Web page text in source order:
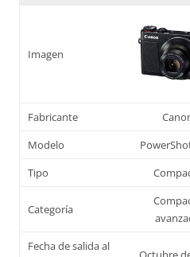
Imagen
Fabricante
Modelo
Tipo
Categoría
Fecha de salida al